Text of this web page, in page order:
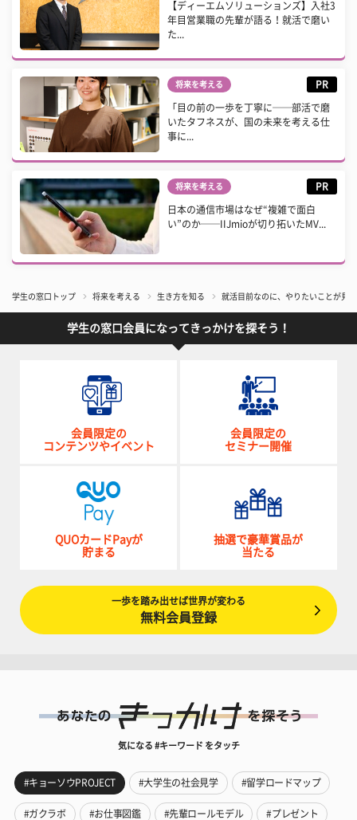
【ディーエムソリューションズ】入社3
年目営業職の先輩が語る！就活で磨い
た...
将来を考える PR
「目の前の一歩を丁寧に──部活で磨
いたタフネスが、国の未来を考える仕
事に...
将来を考える PR
日本の通信市場はなぜ“複雑で面白
い”のか──IIJmioが切り拓いたMV...
学生の窓口トップ 将来を考える 生き方を知る 就活目前なのに、やりたいことが見
学生の窓口会員になってきっかけを探そう！
会員限定の
コンテンツやイベント
会員限定の
セミナー開催
QUOカードPayが
貯まる
抽選で豪華賞品が
当たる
一歩を踏み出せば世界が変わる
無料会員登録
気になる #キーワード をタッチ
#キョーソウPROJECT #大学生の社会見学 #留学ロードマップ
#ガクラボ #お仕事図鑑 #先輩ロールモデル #プレゼント